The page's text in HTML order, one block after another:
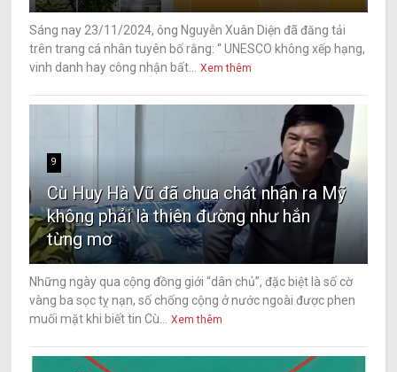
Sáng nay 23/11/2024, ông Nguyễn Xuân Diện đã đăng tải
trên trang cá nhân tuyên bố rằng: “ UNESCO không xếp hạng,
vinh danh hay công nhận bất...
Xem thêm
9
Cù Huy Hà Vũ đã chua chát nhận ra Mỹ
không phải là thiên đường như hắn
từng mơ
Những ngày qua cộng đồng giới “dân chủ”, đặc biệt là số cờ
vàng ba sọc tỵ nạn, số chống cộng ở nước ngoài được phen
muối mặt khi biết tin Cù...
Xem thêm